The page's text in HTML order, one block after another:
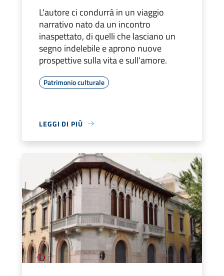
L'autore ci condurrà in un viaggio
narrativo nato da un incontro
inaspettato, di quelli che lasciano un
segno indelebile e aprono nuove
prospettive sulla vita e sull'amore.
Patrimonio culturale
LEGGI DI PIÙ